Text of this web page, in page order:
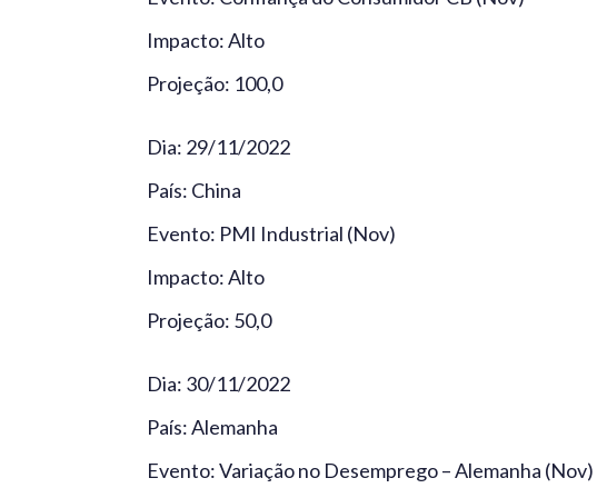
Impacto: Alto
Projeção: 100,0
Dia: 29/11/2022
País: China
Evento: PMI Industrial (Nov)
Impacto: Alto
Projeção: 50,0
Dia: 30/11/2022
País: Alemanha
Evento: Variação no Desemprego – Alemanha (Nov)